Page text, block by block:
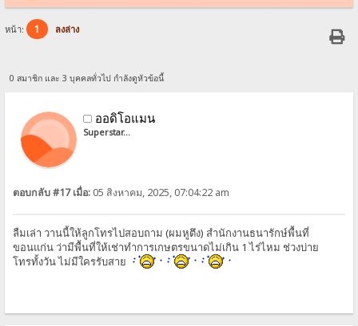
หน้า: 1 ลงล่าง
0 สมาชิก และ 3 บุคคลทั่วไป กำลังดูหัวข้อนี้
ออดิโอแมน
Superstar...
ตอบกลับ #17 เมื่อ: 05 สิงหาคม, 2025, 07:04:22 am
ลืมเล่า วานนี้ให้ลูกโทรไปสอบถาม (ผมหูตึง) สำนักงานธนารักษ์พื้นที่
ขอนแก่น ว่ามีพื้นที่ให้เช่าทำการเกษตรขนาดไม่เกิน 1 ไร่ไหม ช่วงบ่าย
โทรทั้งวัน ไม่มีใครรับสาย